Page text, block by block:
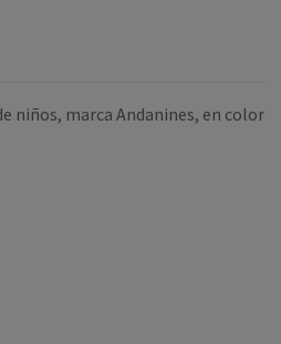
niños, marca Andanines, en color